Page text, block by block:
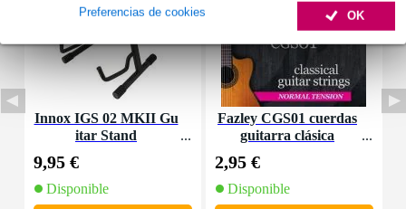
OK
Preferencias de cookies
Innox IGS 02 MKII Gu
itar Stand
9,95 €
Disponible
Fazley CGS01 cuerdas
guitarra clásica
2,95 €
Disponible